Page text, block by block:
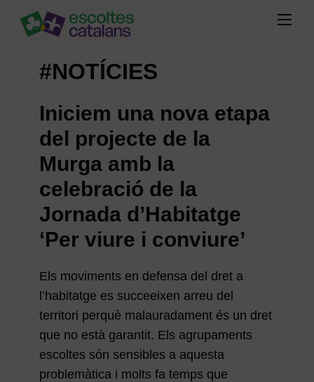
#NOTÍCIES
Iniciem una nova etapa
del projecte de la
Murga amb la
celebració de la
Jornada d’Habitatge
‘Per viure i conviure’
Els moviments en defensa del dret a
l’habitatge es succeeixen arreu del
territori perquè malauradament és un dret
que no està garantit. Els agrupaments
escoltes són sensibles a aquesta
problemàtica i molts fa temps que